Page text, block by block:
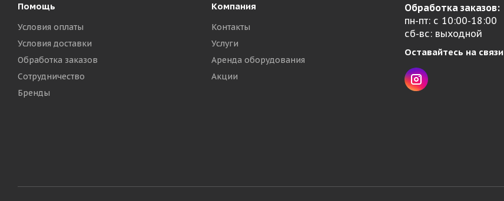
Помощь
Условия оплаты
Условия доставки
Обработка заказов
Сотрудничество
Бренды
Компания
Контакты
Услуги
Аренда оборудования
Акции
Обработка заказов:
пн-пт: с 10:00-18:00
сб-вс: выходной
Оставайтесь на связи